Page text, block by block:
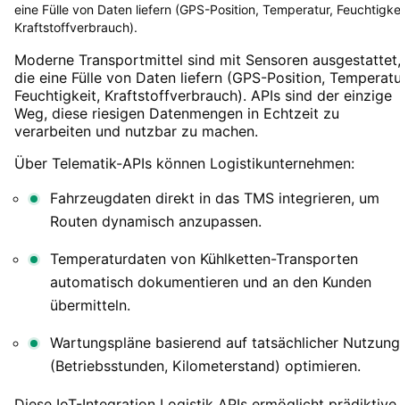
eine Fülle von Daten liefern (GPS-Position, Temperatur,
Kraftstoffverbrauch).
Moderne Transportmittel sind mit Sensoren ausgestattet,
die eine Fülle von Daten liefern (GPS-Position,
Feuchtigkeit, Kraftstoffverbrauch). APIs sind der einzige
Weg, diese riesigen Datenmengen in Echtzeit zu
verarbeiten und nutzbar zu machen.
Über Telematik-APIs können Logistikunternehmen:
Fahrzeugdaten direkt in das TMS integrieren, um
Routen dynamisch anzupassen.
Temperaturdaten von Kühlketten-Transporten
automatisch dokumentieren und an den Kunden
übermitteln.
Wartungspläne basierend auf tatsächlicher Nutzung
(Betriebsstunden, Kilometerstand) optimieren.